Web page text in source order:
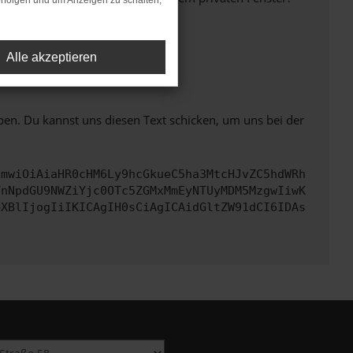
mehr unterstützt werden.
Du kannst uns diesen Text schicken, um uns bei der
Alle akzeptieren